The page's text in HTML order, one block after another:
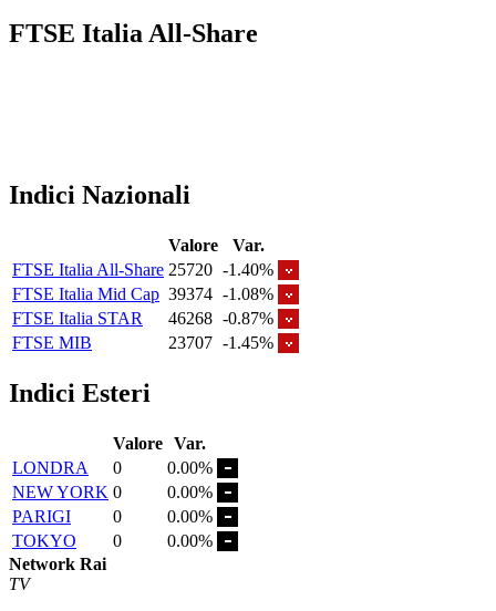
FTSE Italia All-Share
Indici Nazionali
Valore
Var.
FTSE Italia All-Share 25720 -1.40%
FTSE Italia Mid Cap 39374 -1.08%
FTSE Italia STAR
46268 -0.87%
FTSE MIB
23707 -1.45%
Indici Esteri
Valore Var.
LONDRA
0
0.00%
NEW YORK 0
0.00%
PARIGI
0
0.00%
TOKYO
0
0.00%
Network Rai
TV